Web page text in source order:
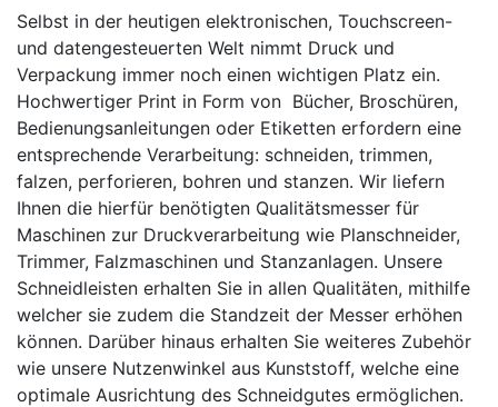
Selbst in der heutigen elektronischen, Touchscreen-
und datengesteuerten Welt nimmt Druck und
Verpackung immer noch einen wichtigen Platz ein.
Hochwertiger Print in Form von Bücher, Broschüren,
Bedienungsanleitungen oder Etiketten erfordern eine
entsprechende Verarbeitung: schneiden, trimmen,
falzen, perforieren, bohren und stanzen. Wir liefern
Ihnen die hierfür benötigten Qualitätsmesser für
Maschinen zur Druckverarbeitung wie Planschneider,
Trimmer, Falzmaschinen und Stanzanlagen. Unsere
Schneidleisten erhalten Sie in allen Qualitäten, mithilfe
welcher sie zudem die Standzeit der Messer erhöhen
können. Darüber hinaus erhalten Sie weiteres Zubehör
wie unsere Nutzenwinkel aus Kunststoff, welche eine
optimale Ausrichtung des Schneidgutes ermöglichen.